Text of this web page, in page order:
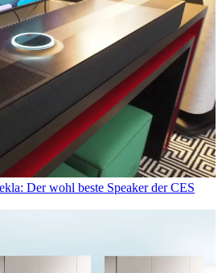
Der wohl beste Speaker der CES